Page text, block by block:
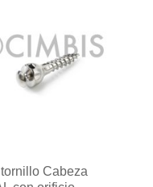
Cabeza